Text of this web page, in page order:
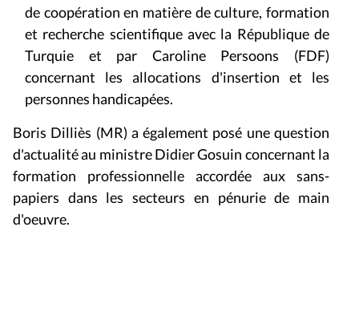
de coopération en matière de culture, formation
et recherche scientifique avec la République de
Turquie et par Caroline Persoons (FDF)
concernant les allocations d'insertion et les
personnes handicapées.
Boris Dilliès (MR) a également posé une question
d'actualité au ministre Didier Gosuin concernant la
formation professionnelle accordée aux sans-
papiers dans les secteurs en pénurie de main
d'oeuvre.